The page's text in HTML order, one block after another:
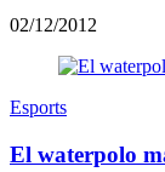
02/12/2012
Esports
El waterpolo